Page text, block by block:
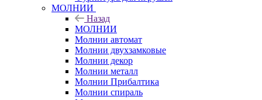
МОЛНИИ
Назад
МОЛНИИ
Молнии автомат
Молнии двухзамковые
Молнии декор
Молнии металл
Молнии Прибалтика
Молнии спираль